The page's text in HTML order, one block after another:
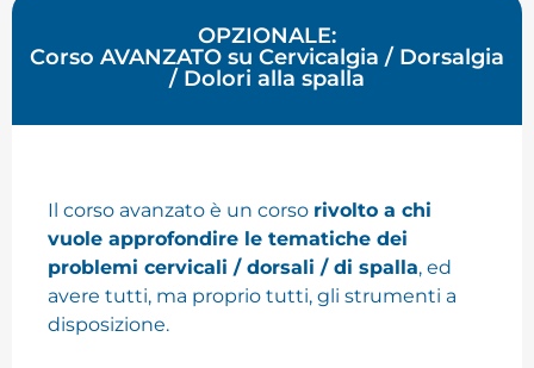
OPZIONALE:
Corso AVANZATO su Cervicalgia / Dorsalgia
/ Dolori alla spalla
Il corso avanzato è un corso rivolto a chi
vuole approfondire le tematiche dei
problemi cervicali / dorsali / di spalla, ed
avere tutti, ma proprio tutti, gli strumenti a
disposizione.